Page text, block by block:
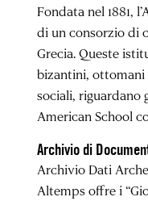
Fondata nel 1881,
di un consorzio di
Grecia. Queste
bizantini, ottomani
sociali, riguardano
American School
Archivio di
Archivio Dati
Altemps offre i